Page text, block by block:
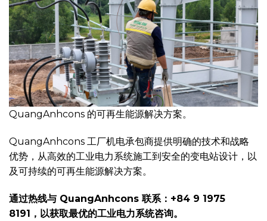
QuangAnhcons 的可再生能源解决方案。
QuangAnhcons 工厂机电承包商提供明确的技术和战略
优势，从高效的工业电力系统施工到安全的变电站设计，以
及可持续的可再生能源解决方案。
通过热线与 QuangAnhcons 联系：+84 9 1975
8191，以获取最优的工业电力系统咨询。